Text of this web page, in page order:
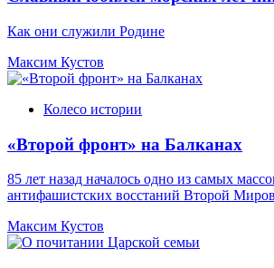
Как они служили Родине
Максим Кустов
Колесо истории
«Второй фронт» на Балканах
85 лет назад началось одно из самых
антифашистских восстаний Второй
Максим Кустов